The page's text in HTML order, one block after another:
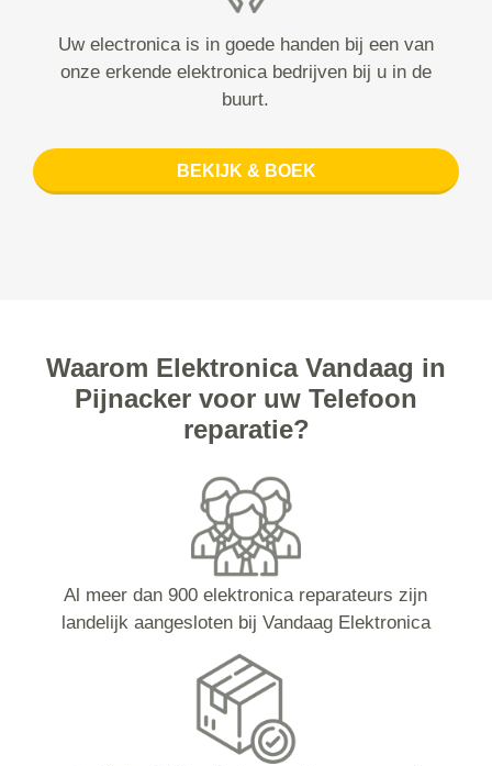
Uw electronica is in goede handen bij een van
onze erkende elektronica bedrijven bij u in de
buurt.
BEKIJK & BOEK
Waarom Elektronica Vandaag in
Pijnacker voor uw Telefoon
reparatie?
Al meer dan 900 elektronica reparateurs zijn
landelijk aangesloten bij Vandaag Elektronica